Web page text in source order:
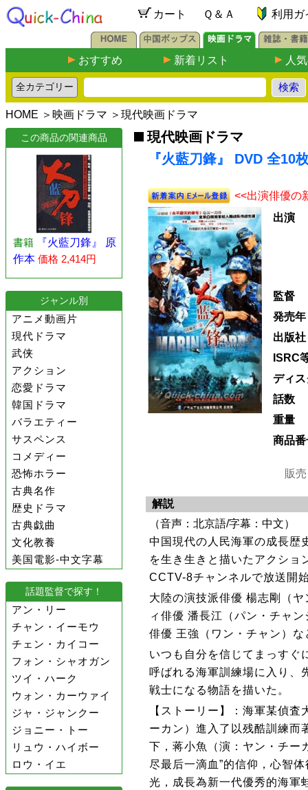
カート Ｑ＆Ａ 利用ガ
おすすめ 新着リスト 人
HOME ＞ 映画ドラマ ＞ 現代映画ドラマ
この商品の関連商品
書籍
『火藍刀鋒』 原
作本 価格 2,414円
ジャンル別
アニメ動画片
現代ドラマ
武侠
アクション
恋愛ドラマ
韓国ドラマ
バラエティー
サスペンス
コメディー
恐怖ホラー
古典名作
歴史ドラマ
古典戯曲
文化教養
美国電影-中文字幕
話題監督で探す！
アン・リー
チャン・イーモウ
チェン・カイコー
フォン・シャオガン
ツイ・ハーク
ウォン・カーウァイ
ジャ・ジャンクー
ジョニー・トー
リュウ・ハイボー
ロウ・イエ
現代映画ドラマ
『火藍刀鋒』 DVD 全10
<<出演俳優の
出演
監督
発売年
出版社
ISRC
ディス
話数
重量
商品番
販
解説
（音声：北京語/字幕：中文）
中国現代の人民海軍の成長歴
を生き生きと描いたアクシ
CCTV-8チャンネルで放送開
大陸の演技派俳優 楊志剛（
ィ俳優 潘長江（パン・チャ
俳優 王強（ワン・チャン）な
いつも自分を信じてまっすぐ
呼ばれる海軍訓練場に入り、
戦士になる物語を描いた。
【ストーリー】：海軍某偵
ーカン）進入了以残酷訓練而
下，蒋小魚（演：ヤン・チー
尽最后一滴血”的信仰，心智
光，成長為新一代優秀的海軍